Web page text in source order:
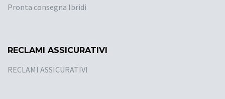
Pronta consegna Ibridi
RECLAMI ASSICURATIVI
RECLAMI ASSICURATIVI